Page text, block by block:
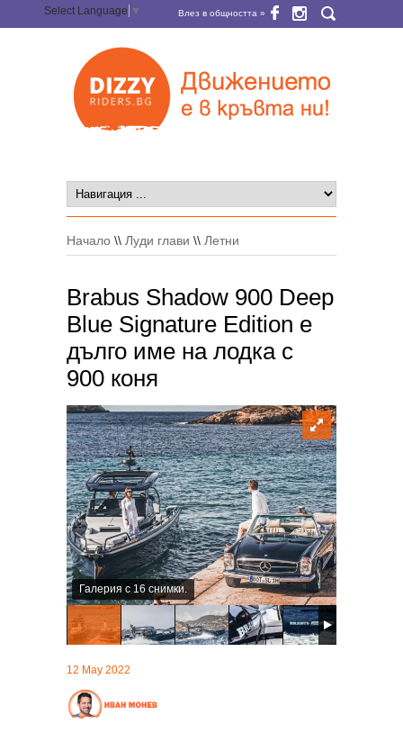
Select Language ▼ Влез в общността »
Начало \\ Луди глави \\ Летни
Brabus Shadow 900 Deep
Blue Signature Edition е
дълго име на лодка с
900 коня
Галерия с 16 снимки.
12 May 2022